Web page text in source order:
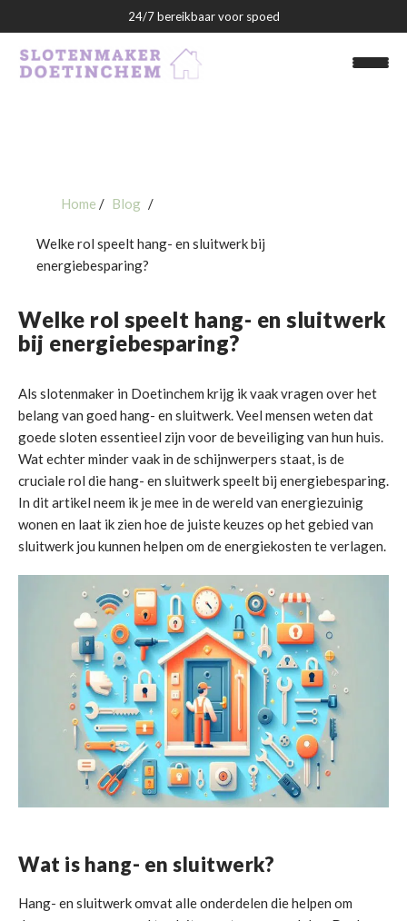
24/7 bereikbaar voor spoed
Slotenmaker Doetinchem
Over ons
Contact
Home Blog
Welke rol speelt hang- en sluitwerk bij
energiebesparing?
Welke rol speelt hang- en sluitwerk
bij energiebesparing?
Als slotenmaker in Doetinchem krijg ik vaak vragen over het
belang van goed hang- en sluitwerk. Veel mensen weten dat
goede sloten essentieel zijn voor de beveiliging van hun huis.
Wat echter minder vaak in de schijnwerpers staat, is de
cruciale rol die hang- en sluitwerk speelt bij energiebesparing.
In dit artikel neem ik je mee in de wereld van energiezuinig
wonen en laat ik zien hoe de juiste keuzes op het gebied van
sluitwerk jou kunnen helpen om de energiekosten te verlagen.
Wat is hang- en sluitwerk?
Hang- en sluitwerk omvat alle onderdelen die helpen om